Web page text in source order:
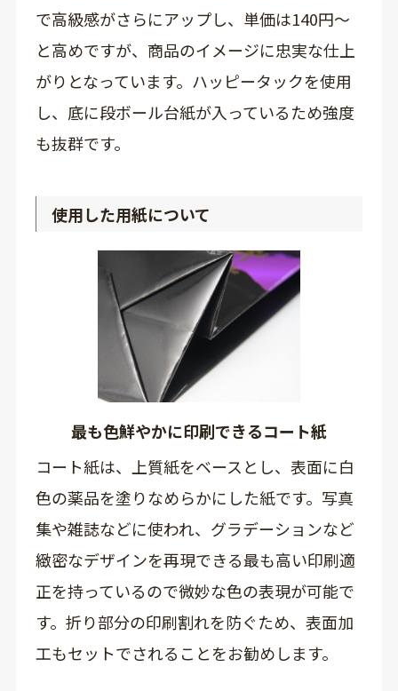
で高級感がさらにアップし、単価は140円～
と高めですが、商品のイメージに忠実な仕上
がりとなっています。ハッピータックを使用
し、底に段ボール台紙が入っているため強度
も抜群です。
使用した用紙について
最も色鮮やかに印刷できるコート紙
コート紙は、上質紙をベースとし、表面に白
色の薬品を塗りなめらかにした紙です。写真
集や雑誌などに使われ、グラデーションなど
緻密なデザインを再現できる最も高い印刷適
正を持っているので微妙な色の表現が可能で
す。折り部分の印刷割れを防ぐため、表面加
工もセットでされることをお勧めします。